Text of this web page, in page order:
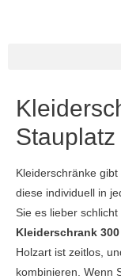
Kleiderschränke
diese individuell in
Sie es lieber
Kleiderschrank
Holzart ist zeitlos,
kombinieren. Wenn